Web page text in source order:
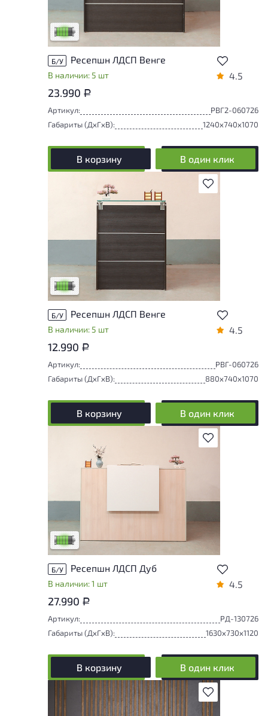
следы эксплуатации, не влияющие на
удобство его использования
Низкая степень износа
Б/У Ресепшн ЛДСП Венге
В наличии: 5 шт 4.5
23.990 Р
Артикул:
РВГ2-060726
Габариты (ДxГxВ):
1240x740x1070
В корзину В один клик
В избранное
У товара присутствуют незначительные
удобство его использования
Низкая степень износа
Б/У Ресепшн ЛДСП Венге
В наличии: 5 шт 4.5
12.990 Р
Артикул:
РВГ-060726
Габариты (ДxГxВ):
880x740x1070
В корзину В один клик
В избранное
У товара присутствуют незначительные
следы эксплуатации, не влияющие на
удобство его использования
Низкая степень износа
Б/У Ресепшн ЛДСП Дуб
В наличии: 1 шт 4.5
27.990 Р
Артикул:
РД-130726
Габариты (ДxГxВ):
1630x730x1120
В корзину В один клик
В избранное